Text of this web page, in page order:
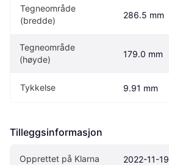
Tegneområde
(bredde)
286.5 mm
Tegneområde
(høyde)
179.0 mm
Tykkelse 9.91 mm
Tilleggsinformasjon
Opprettet på Klarna 2022-11-19